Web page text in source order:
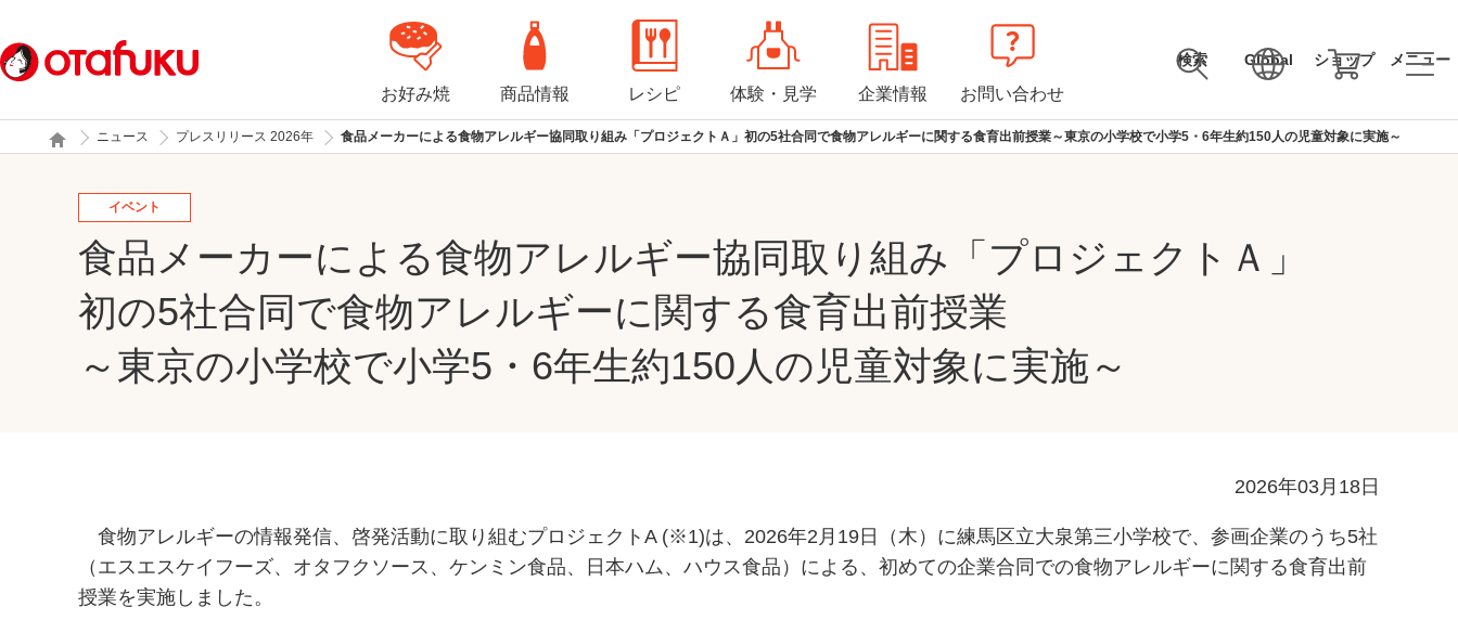
お好み焼 商品情報 レシピ 体験・見学 企業情報 お問い合わせ
検索 Global ショップ メニュー
ニュース プレスリリース 2026年 食品メーカーによる食物アレルギー協同取り組み「プロジェクトＡ」初の5社合同で食物アレルギーに関する食育出前授業～東京の小学校で小学5・6年生約150人の児童対象に実施～
イベント
食品メーカーによる食物アレルギー協同取り組み「プロジェクトＡ」
初の5社合同で食物アレルギーに関する食育出前授業
～東京の小学校で小学5・6年生約150人の児童対象に実施～
2026年03月18日
食物アレルギーの情報発信、啓発活動に取り組むプロジェクトA (※1)は、2026年2月19日（木）に練馬区立大泉第三小学校で、参画企業のうち5社
（エスエスケイフーズ、オタフクソース、ケンミン食品、日本ハム、ハウス食品）による、初めての企業合同での食物アレルギーに関する食育出前
授業を実施しました。